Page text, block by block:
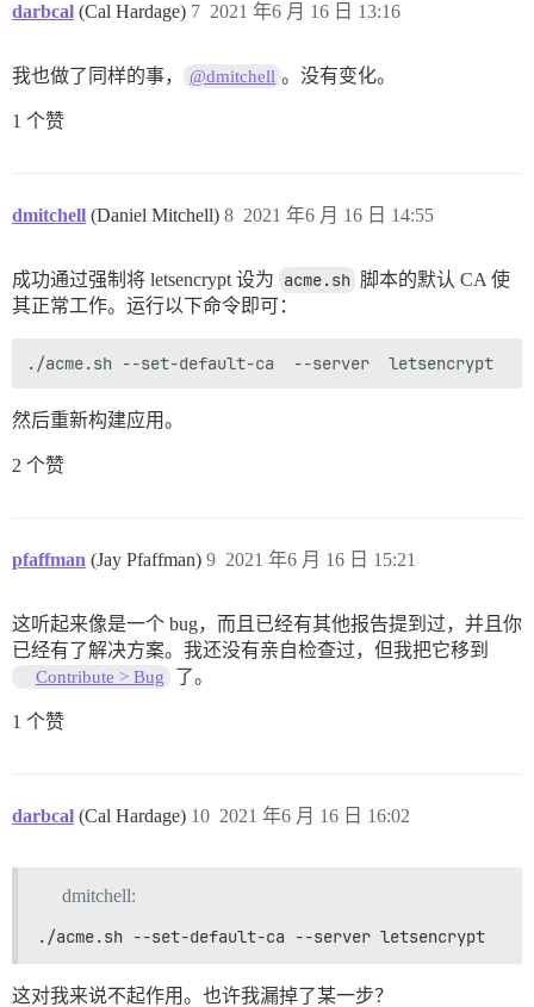
darbcal (Cal Hardage) 2021 年6 月 16 日 13:16
7
我也做了同样的事， @dmitchell 。没有变化。
1 个赞
dmitchell (Daniel Mitchell) 2021 年6 月 16 日 14:55
8
成功通过强制将 letsencrypt 设为 acme.sh 脚本的默认 CA 使
其正常工作。运行以下命令即可：
然后重新构建应用。
2 个赞
pfaffman (Jay Pfaffman) 2021 年6 月 16 日 15:21
9
这听起来像是一个 bug，而且已经有其他报告提到过，并且你
已经有了解决方案。我还没有亲自检查过，但我把它移到
Contribute > Bug 了。
1 个赞
darbcal (Cal Hardage) 2021 年6 月 16 日 16:02
10
dmitchell:
./acme.sh --set-default-ca --server letsencrypt
这对我来说不起作用。也许我漏掉了某一步？